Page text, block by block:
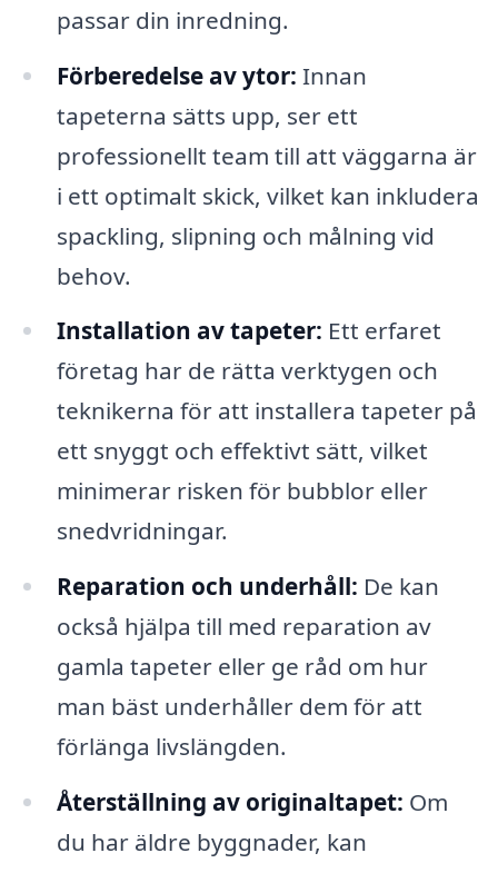
passar din inredning.
Förberedelse av ytor: Innan
tapeterna sätts upp, ser ett
professionellt team till att väggarna är
i ett optimalt skick, vilket kan inkludera
spackling, slipning och målning vid
behov.
Installation av tapeter: Ett erfaret
företag har de rätta verktygen och
teknikerna för att installera tapeter på
ett snyggt och effektivt sätt, vilket
minimerar risken för bubblor eller
snedvridningar.
Reparation och underhåll: De kan
också hjälpa till med reparation av
gamla tapeter eller ge råd om hur
man bäst underhåller dem för att
förlänga livslängden.
Återställning av originaltapet: Om
du har äldre byggnader, kan